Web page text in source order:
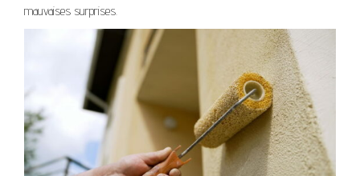
mauvaises surprises.